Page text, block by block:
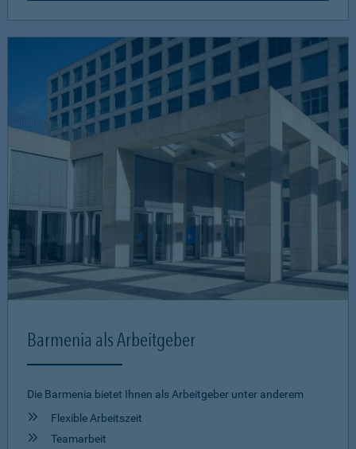
Barmenia als Arbeitgeber
Die Barmenia bietet Ihnen als Arbeitgeber unter anderem
Flexible Arbeitszeit
Teamarbeit